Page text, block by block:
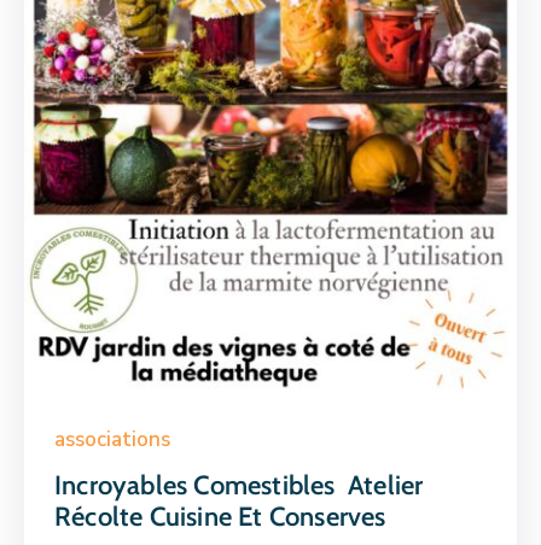
associations
Incroyables Comestibles Atelier
Récolte Cuisine Et Conserves